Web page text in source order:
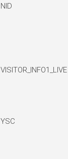
NID
VISITOR_INFO1_LIVE
YSC